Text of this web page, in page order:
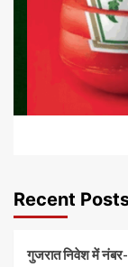
Recent
गुजरात निवेश में